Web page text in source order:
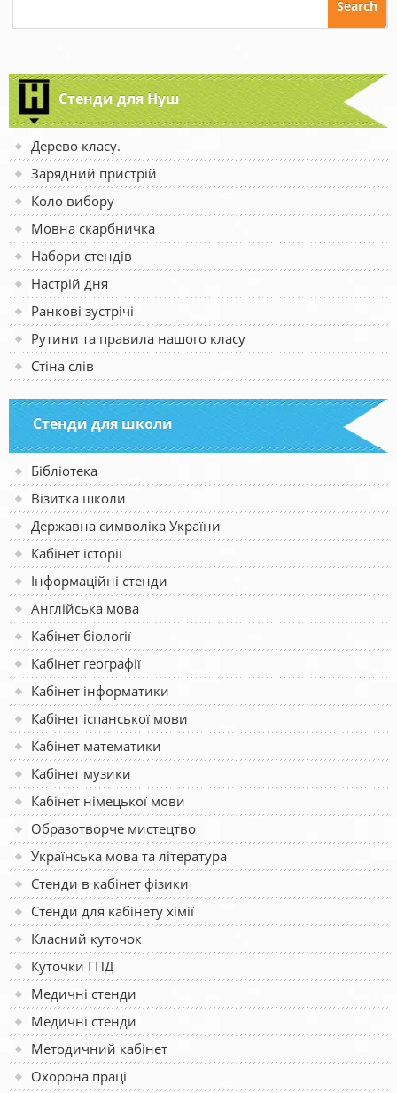
Стенди для Нуш
Дерево класу.
Зарядний пристрій
Коло вибору
Мовна скарбничка
Набори стендів
Настрій дня
Ранкові зустрічі
Рутини та правила нашого класу
Стіна слів
Стенди для школи
Бібліотека
Візитка школи
Державна символіка України
Кабінет історії
Інформаційні стенди
Англійська мова
Кабінет біології
Кабінет географії
Кабінет інформатики
Кабінет іспанської мови
Кабінет математики
Кабінет музики
Кабінет німецької мови
Образотворче мистецтво
Українська мова та література
Стенди в кабінет фізики
Стенди для кабінету хімії
Класний куточок
Куточки ГПД
Медичні стенди
Медичні стенди
Методичний кабінет
Охорона праці